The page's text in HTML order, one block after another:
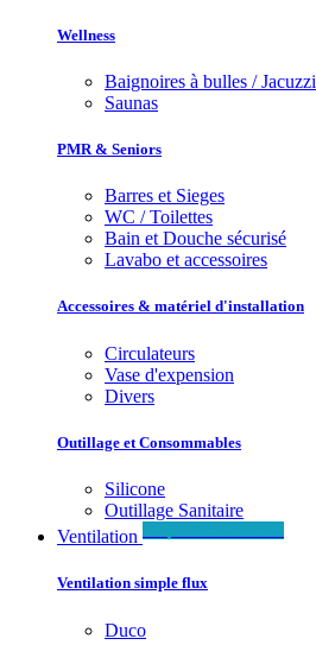
Wellness
Baignoires à bulles / Jacuzzi
Saunas
PMR & Seniors
Barres et Sieges
WC / Toilettes
Bain et Douche sécurisé
Lavabo et accessoires
Accessoires & matériel d'installation
Circulateurs
Vase d'expension
Divers
Outillage et Consommables
Silicone
Outillage Sanitaire
Ventilation
Ventilation simple flux
Duco